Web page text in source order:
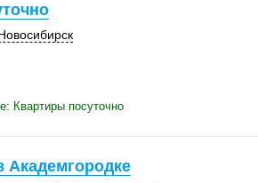
Квартиры посуточно
Академгородке